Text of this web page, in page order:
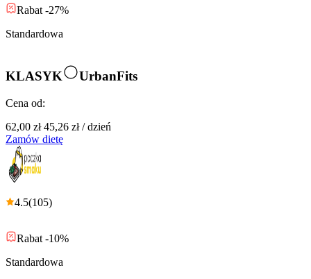
Rabat -27%
Standardowa
KLASYK UrbanFits
Cena od:
62,00 zł 45,26 zł/dzień
Zamów dietę
4.5(105)
Rabat -10%
Standardowa